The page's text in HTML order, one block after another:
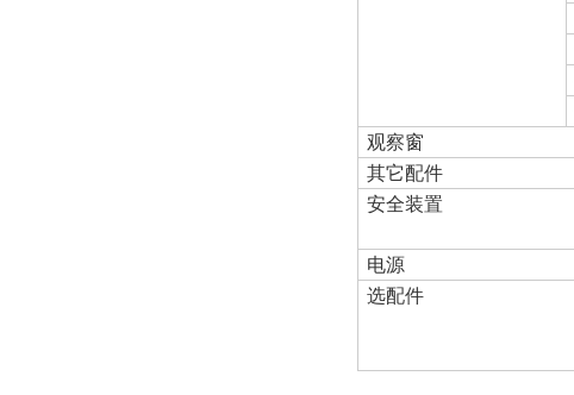
观察窗
其它配件
安全装置
电源
选配件